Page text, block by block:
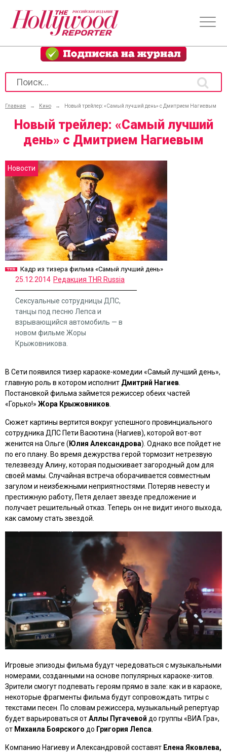
Главная → Кино → Новый трейлер: «Самый лучший день» с Дмитрием Нагиевым
Новый трейлер: «Самый лучший
день» с Дмитрием Нагиевым
Новости
Кадр из тизера фильма «Самый лучший день»
25.12.2014 Редакция THR Russia
Сексуальные сотрудницы ДПС,
танцы под песню Лепса и
взрывающийся автомобиль — в
новом фильме Жоры
Крыжовникова.
В Сети появился тизер караоке-комедии «Самый лучший день»,
главную роль в котором исполнит Дмитрий Нагиев
Постановкой фильма займется режиссер обеих частей
«Горько!» Жора Крыжовников
Сюжет картины вертится вокруг успешного провинциального
сотрудника ДПС Пети Васютина (Нагиев), которой вот-вот
женится на Ольге ( Юлия Александрова). Однако все пойдет не
по его плану. Во время дежурства герой тормозит нетрезвую
телезвезду Алину, которая подыскивает загородный дом для
своей мамы. Случайная встреча оборачивается совместным
загулом и неизбежными неприятностями. Потеряв невесту и
престижную работу, Петя делает звезде предложение и
получает решительный отказ. Теперь он не видит иного выхода,
как самому стать звездой.
Игровые эпизоды фильма будут чередоваться с музыкальными
номерами, созданными на основе популярных караоке-хитов.
Зрители смогут подпевать героям прямо в зале: как и в караоке,
некоторые фрагменты фильма будут сопровождать титры с
текстами песен. По словам режиссера, музыкальный репертуар
будет варьироваться отАллы Пугачевой до группы «ВИА Гра»,
от Михаила Боярского до Григория Лепса
Компанию Нагиеву и Александровой составят Елена Яковлева,